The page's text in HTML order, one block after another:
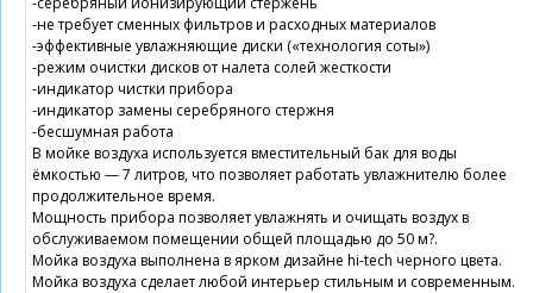
-не требует сменных фильтров и расходных материалов
-эффективные увлажняющие диски («технология соты»)
-режим очистки дисков от налета солей жесткости
-индикатор чистки прибора
-индикатор замены серебряного стержня
-бесшумная работа
В мойке воздуха используется вместительный бак для воды
ёмкостью — 7 литров, что позволяет работать увлажнителю более
продолжительное время.
Мощность прибора позволяет увлажнять и очищать воздух в
обслуживаемом помещении общей площадью до 50 м?.
Мойка воздуха выполнена в ярком дизайне hi-tech черного цвета.
Мойка воздуха сделает любой интерьер стильным и современным.